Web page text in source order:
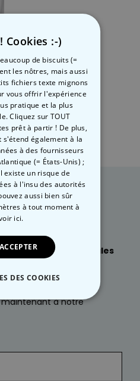
des infos sur nos
idées cadeaux géniales
?
à notre
Cookies :-)
de biscuits (=
les nôtres, mais aussi
fichiers texte mignons
vous offrir l'expérience
pratique et la plus
Cliquez sur TOUT
prêt à partir ! De plus,
également à la
à des fournisseurs
(= États-Unis) ;
existe un risque de
à l'insu des autorités
aussi bien sûr
à tout moment à
ici.
DES COOKIES
NÉCESSAIRE